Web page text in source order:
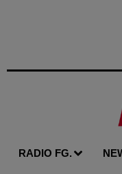
RADIO FG.